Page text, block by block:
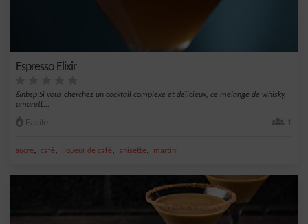
Espresso Elixir
&nbsp;Si vous cherchez un cocktail complexe et délicieux, ce mélange de whisky,
amarett...
Facile 1
sucre, café, liqueur de café, anisette, martini